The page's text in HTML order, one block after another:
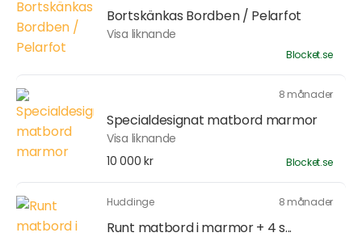
Bortskänkas Bordben / Pelarfot
Visa liknande
Blocket.se
8 månader
Specialdesignat matbord marmor
Visa liknande
10 000 kr
Blocket.se
Huddinge 8 månader
Runt matbord i marmor + 4 s...